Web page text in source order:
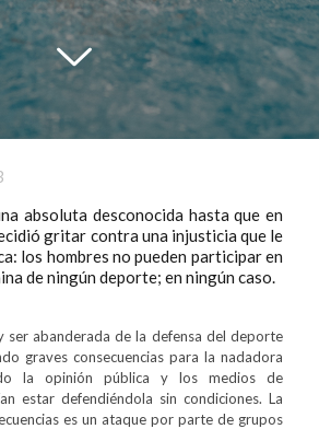
absoluta desconocida hasta que en
gritar contra una injusticia que le
los hombres no pueden participar en
de ningún deporte; en ningún caso.
ser abanderada de la defensa del deporte
graves consecuencias para la nadadora
la opinión pública y los medios de
estar defendiéndola sin condiciones. La
es un ataque por parte de grupos